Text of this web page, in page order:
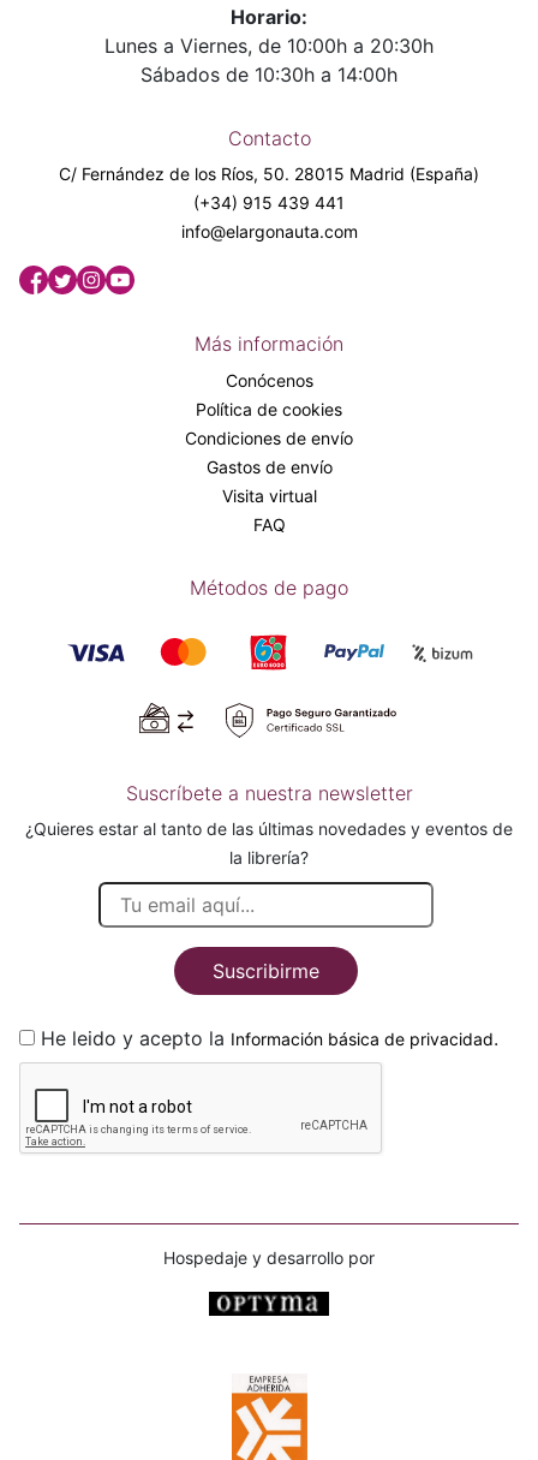
Horario:
Lunes a Viernes, de 10:00h a 20:30h
Sábados de 10:30h a 14:00h
Contacto
C/ Fernández de los Ríos, 50. 28015 Madrid (España)
(+34) 915 439 441
info@elargonauta.com
Más información
Conócenos
Política de cookies
Condiciones de envío
Gastos de envío
Visita virtual
FAQ
Métodos de pago
Suscríbete a nuestra newsletter
¿Quieres estar al tanto de las últimas novedades y eventos de
la librería?
Suscribirme
He leido y acepto la Información básica de privacidad.
Hospedaje y desarrollo por